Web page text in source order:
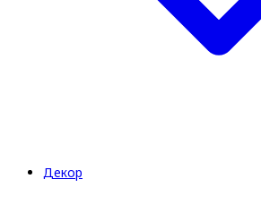
Декор